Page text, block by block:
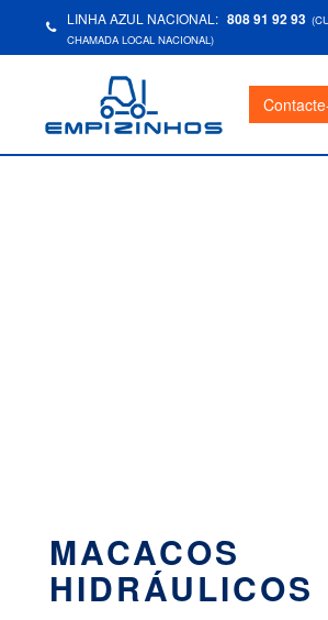
LINHA AZUL NACIONAL: 808 91 92 93
CHAMADA LOCAL NACIONAL)
MACACOS
HIDRÁULICOS